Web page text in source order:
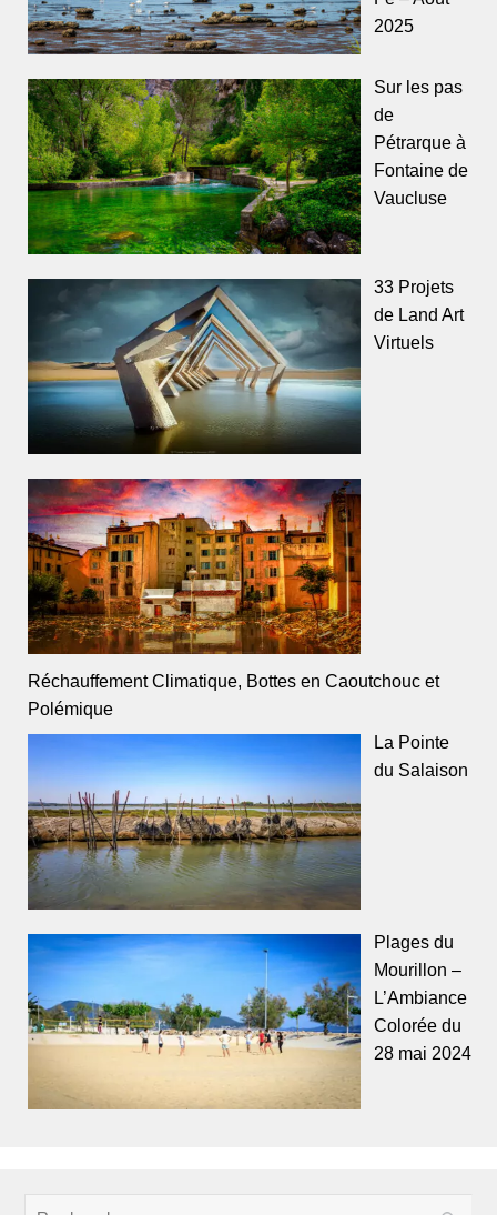
2025
Sur les pas
de
Pétrarque à
Fontaine de
Vaucluse
33 Projets
de Land Art
Virtuels
Réchauffement Climatique, Bottes en Caoutchouc et
Polémique
La Pointe
du Salaison
Plages du
Mourillon –
L’Ambiance
Colorée du
28 mai 2024